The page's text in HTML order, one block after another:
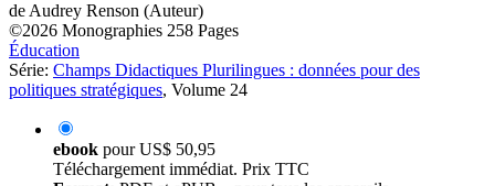
deAudrey Renson (Auteur)
©2026 Monographies 258 Pages
Éducation
Série: Champs Didactiques Plurilingues : données pour des
politiques stratégiques, Volume 24
ebook pourUS$ 50,95
Téléchargement immédiat. Prix TTC